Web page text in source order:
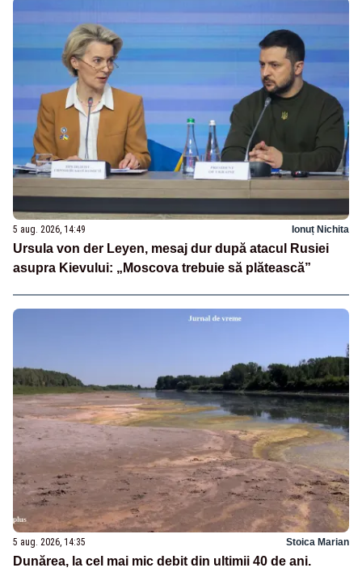
5 aug. 2026, 14:49 Ionuț Nichita
Ursula von der Leyen, mesaj dur după atacul Rusiei
asupra Kievului: „Moscova trebuie să plătească”
5 aug. 2026, 14:35 Stoica Marian
Dunărea, la cel mai mic debit din ultimii 40 de ani.